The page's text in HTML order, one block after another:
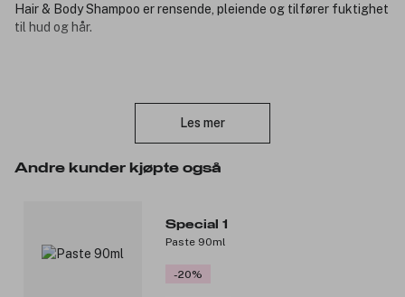
Hair & Body Shampoo er rensende, pleiende og tilfører fuktighet
til hud og hår.
Les mer
Andre kunder kjøpte også
Special 1
Paste 90ml
-20%